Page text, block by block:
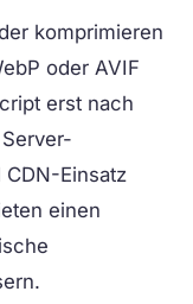
komprimieren
oder AVIF
erst nach
Einsatz
einen